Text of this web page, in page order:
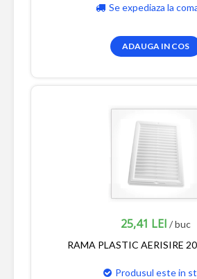
Se expediaza la
ADAUGA IN COS
25,41 LEI / buc
RAMA PLASTIC AERISIRE
Produsul este in